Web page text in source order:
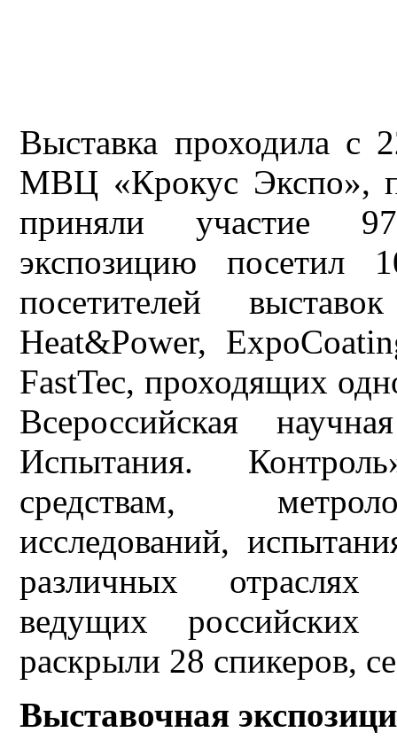
Выставка проходила с
МВЦ «Крокус Экспо»,
приняли участие
экспозицию посетил
посетителей
Heat&Power,
FastTec, проходящих
Всероссийская
Испытания.
средствам,
исследований,
различных
ведущих
раскрыли 28 спикеров,
Выставочная